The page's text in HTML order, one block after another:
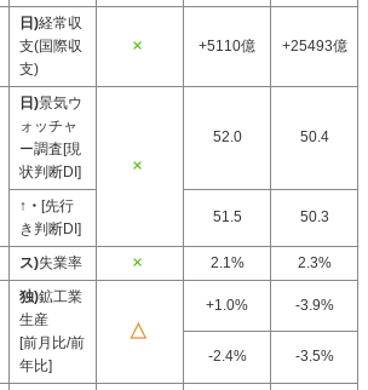
日)経常収
支(国際収
支)
+5110億 +25493億
日)景気ウ
ォッチャ
ー調査[現
状判断DI]
52.0 50.4
↑・ [先行
き判断DI]
51.5 50.3
ス)失業率 2.1% 2.3%
独)鉱工業
生産
[前月比/前
年比]
+1.0% -3.9%
-2.4% -3.5%